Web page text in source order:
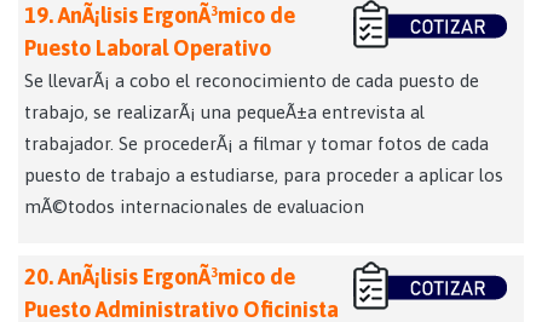
19. AnÃ¡lisis ErgonÃ³mico de
Puesto Laboral Operativo
Se llevarÃ¡ a cobo el reconocimiento de cada puesto de
trabajo, se realizarÃ¡ una pequeÃ±a entrevista al
trabajador. Se procederÃ¡ a filmar y tomar fotos de cada
puesto de trabajo a estudiarse, para proceder a aplicar los
mÃ©todos internacionales de evaluacion
20. AnÃ¡lisis ErgonÃ³mico de
Puesto Administrativo Oficinista